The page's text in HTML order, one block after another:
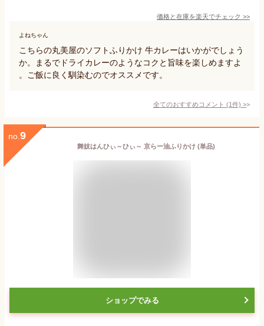
価格と在庫を楽天でチェック >>
よねちゃん
こちらの丸美屋のソフトふりかけ 牛カレーはいかがでしょう
か。まるでドライカレーのようなコクと旨味を楽しめますよ
。ご飯に良く馴染むのでオススメです。
全てのおすすめコメント (1件) >
no. 9
舞妓はんひぃ～ひぃ～ 京らー油ふりかけ (単品)
ショップでみる